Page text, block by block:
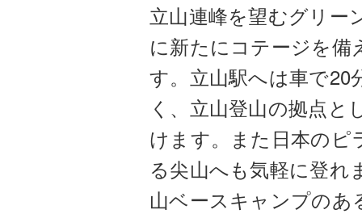
立山連峰を望むグリー
に新たにコテージを備
す。立山駅へは車で20
く、立山登山の拠点と
けます。また日本のピ
る尖山へも気軽に登れ
山ベースキャンプのあ